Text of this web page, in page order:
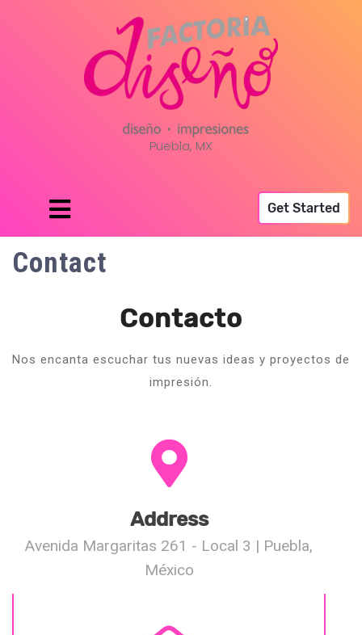
Puebla, MX
Get Started
Contact
Contacto
Nos encanta escuchar tus nuevas ideas y proyectos de
impresión.
Address
Avenida Margaritas 261 - Local 3 | Puebla,
México